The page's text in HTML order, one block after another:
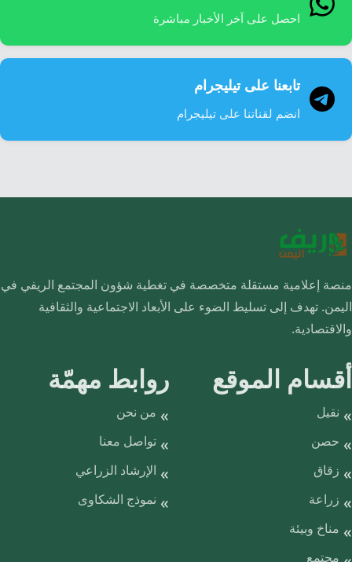
احصل على آخر الأخبار مباشرة
تابعنا على تيليجرام
انضم لقناتنا على تيليجرام
منصة إعلامية مستقلة متخصصة في تغطية شؤون المجتمع الريفي في
اليمن. تهدف إلى تسليط الضوء على الأبعاد الاجتماعية والثقافية
والاقتصادية.
أقسام الموقع
نقيل
حصن
زقاق
زراعة
مناخ وبيئة
مجتمع
روابط مهمّة
من نحن
تواصل معنا
الإرشاد الزراعي
نموذج الشكاوى